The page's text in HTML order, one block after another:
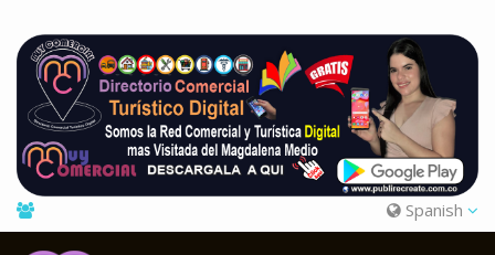
Spanish